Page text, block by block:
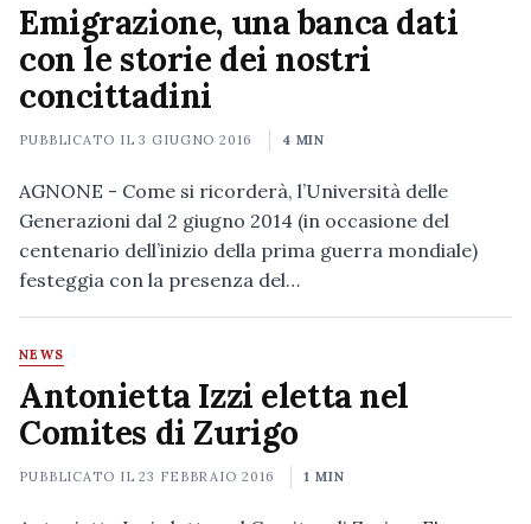
Emigrazione, una banca dati
con le storie dei nostri
concittadini
PUBBLICATO IL3 GIUGNO 2016 4 MIN
AGNONE - Come si ricorderà, l’Università delle
Generazioni dal 2 giugno 2014 (in occasione del
centenario dell’inizio della prima guerra mondiale)
festeggia con la presenza del…
NEWS
Antonietta Izzi eletta nel
Comites di Zurigo
PUBBLICATO IL23 FEBBRAIO 2016 1 MIN